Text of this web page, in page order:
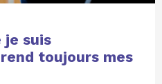
je suis
toujours mes